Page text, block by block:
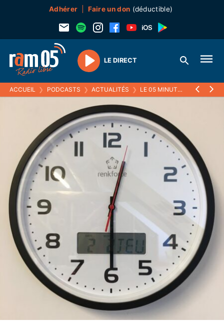
Adhérer Faire un don (déductible)
Play
LE DIRECT
ACCUEIL ❯ PODCASTS ❯ ACTUALITÉS ❯ LE 05 MINUTES 19 MARS